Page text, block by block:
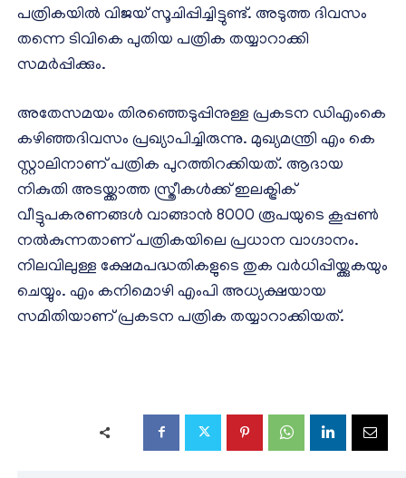
പത്രികയില്‍ വിജയ് സൂചിപ്പിച്ചിട്ടുണ്ട്. അടുത്ത ദിവസം
തന്നെ ടിവികെ പുതിയ പത്രിക തയ്യാറാക്കി
സമര്‍പ്പിക്കും.
അതേസമയം തിരഞ്ഞെടുപ്പിനുള്ള പ്രകടന ഡിഎംകെ
കഴിഞ്ഞദിവസം പ്രഖ്യാപിച്ചിരുന്നു. മുഖ്യമന്ത്രി എം കെ
സ്റ്റാലിനാണ് പത്രിക പുറത്തിറക്കിയത്. ആദായ
നികുതി അടയ്ക്കാത്ത സ്ത്രീകള്‍ക്ക് ഇലക്ട്രിക്
വീട്ടുപകരണങ്ങള്‍ വാങ്ങാന്‍ 8000 രൂപയുടെ കൂപ്പണ്‍
നല്‍കുന്നതാണ് പത്രികയിലെ പ്രധാന വാഗ്ദാനം.
നിലവിലുള്ള ക്ഷേമപദ്ധതികളുടെ തുക വര്‍ധിപ്പിയ്ക്കുകയും
ചെയ്യും. എം കനിമൊഴി എംപി അധ്യക്ഷയായ
സമിതിയാണ് പ്രകടന പത്രിക തയ്യാറാക്കിയത്.